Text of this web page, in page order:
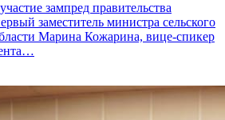
зампред правительства
заместитель министра сельского
Марина Кожарина, вице-спикер